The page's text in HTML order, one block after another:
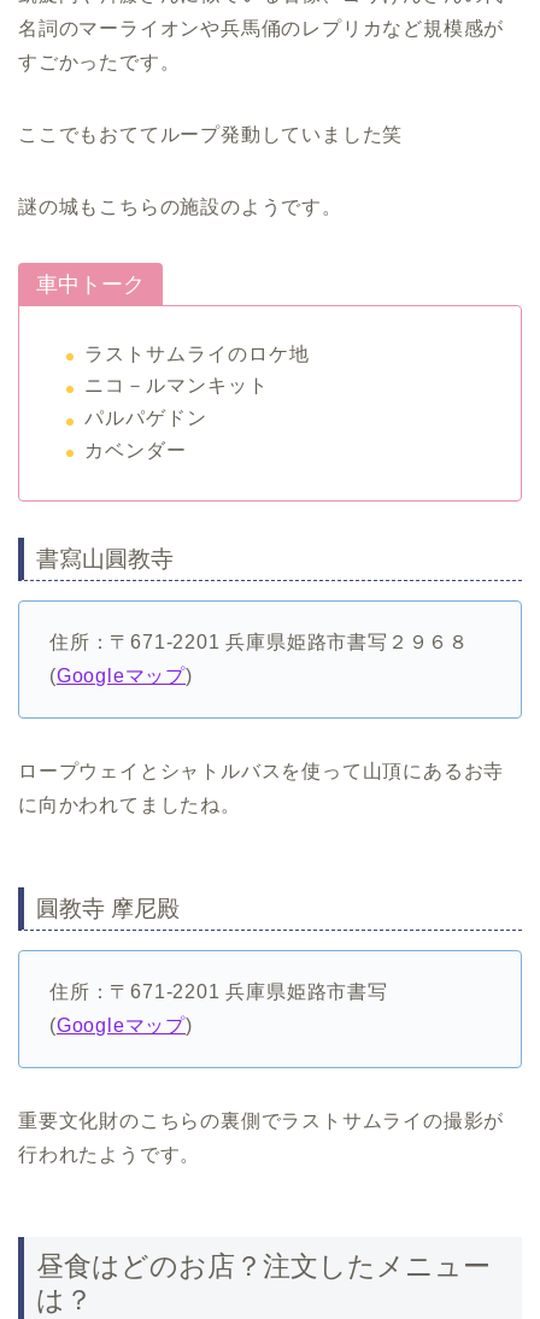
名詞のマーライオンや兵馬俑のレプリカなど規模感が
すごかったです。
ここでもおててループ発動していました笑
謎の城もこちらの施設のようです。
車中トーク
ラストサムライのロケ地
ニコ－ルマンキット
パルパゲドン
カベンダー
書寫山圓教寺
住所：〒671-2201 兵庫県姫路市書写２９６８
(Googleマップ)
ロープウェイとシャトルバスを使って山頂にあるお寺
に向かわれてましたね。
圓教寺 摩尼殿
住所：〒671-2201 兵庫県姫路市書写
(Googleマップ)
重要文化財のこちらの裏側でラストサムライの撮影が
行われたようです。
昼食はどのお店？注文したメニュー
は？